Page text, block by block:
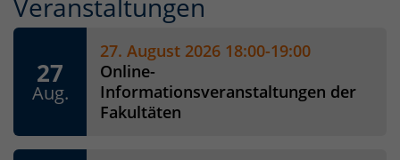
27
Aug.
27. August 2026 18:00-19:00
Online-
Informationsveranstaltungen der
Fakultäten